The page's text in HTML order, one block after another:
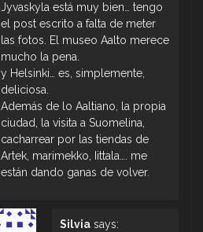
Jyvaskyla está muy bien… tengo
el post escrito a falta de meter
las fotos. El museo Aalto merece
mucho la pena.
y Helsinki… es, simplemente,
deliciosa.
Además de lo Aaltiano, la propia
ciudad, la visita a Suomelina,
cacharrear por las tiendas de
Artek, marimekko, Iittala…. me
están dando ganas de volver.
Silvia says: